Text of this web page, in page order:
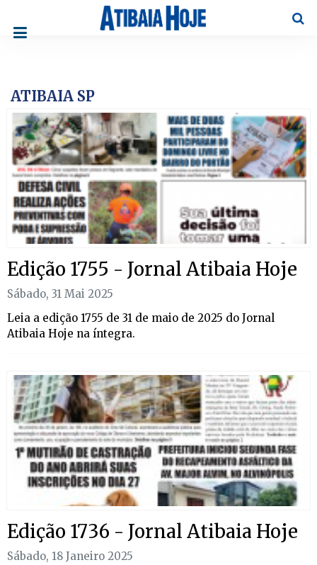
ATIBAIA SP
Edição 1755 - Jornal Atibaia Hoje
Sábado, 31 Mai 2025
Leia a edição 1755 de 31 de maio de 2025 do Jornal
Atibaia Hoje na íntegra.
Edição 1736 - Jornal Atibaia Hoje
Sábado, 18 Janeiro 2025